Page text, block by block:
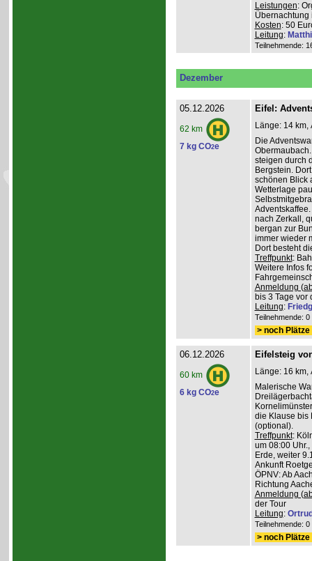
Leistungen:
Übernachtung
Kosten: 50
Leitung:
Teilnehmende:
Dezember
05.12.2026
62 km
7 kg CO2e
Eifel:
Länge: 14 km,
Die
steigen durch
Bergstein.
schönen Blick
Wetterlage
nach Zerkall,
bergan zur
immer wieder
Dort besteht
Treffpunkt:
Weitere Infos
Anmeldung
bis 3 Tage vor
Leitung:
Teilnehmende:
> noch
06.12.2026
60 km
6 kg CO2e
Eifelsteig
Länge: 16 km,
Malerische
die Klause bis
(optional).
Treffpunkt:
um 08:00
Erde, weiter
Ankunft
ÖPNV: Ab
Richtung
Anmeldung
der Tour
Leitung:
Teilnehmende:
> noch